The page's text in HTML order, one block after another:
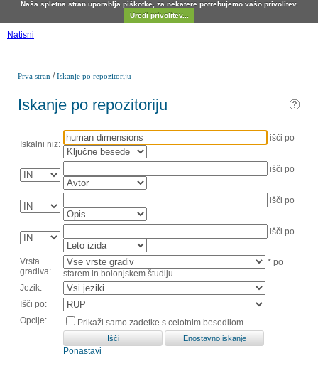
Naša spletna stran uporablja piškotke, za nekatere potrebujemo vašo privolitev.
Uredi privolitev...
Natisni
Prva stran /Iskanje po repozitoriju
Iskanje po repozitoriju
Iskalni niz:
išči po
išči po
išči po
išči po
Vrsta
gradiva:
* po
starem in bolonjskem študiju
Jezik:
Išči po:
Opcije:
Prikaži samo zadetke s celotnim besedilom
Ponastavi